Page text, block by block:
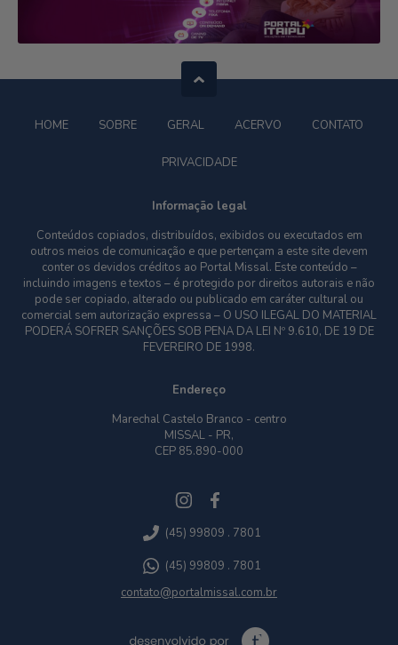
HOME SOBRE GERAL ACERVO CONTATO
PRIVACIDADE
Informação legal
Conteúdos copiados, distribuídos, exibidos ou executados em
outros meios de comunicação e que pertençam a este site devem
conter os devidos créditos ao Portal Missal. Este conteúdo –
incluindo imagens e textos – é protegido por direitos autorais e não
pode ser copiado, alterado ou publicado em caráter cultural ou
comercial sem autorização expressa – O USO ILEGAL DO MATERIAL
PODERÁ SOFRER SANÇÕES SOB PENA DA LEI Nº 9.610, DE 19 DE
FEVEREIRO DE 1998.
Endereço
Marechal Castelo Branco - centro
MISSAL - PR,
CEP 85.890-000
(45) 99809 . 7801
(45) 99809 . 7801
contato@portalmissal.com.br